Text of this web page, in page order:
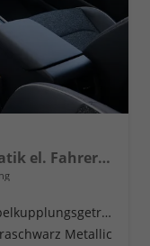
GT-Line S 1.6T-GDI DCT-Automatik el. Fahrersitz, Navigation, LED-Scheinwerfer
Doppelkupplungsgetriebe (DSG)
Metallic